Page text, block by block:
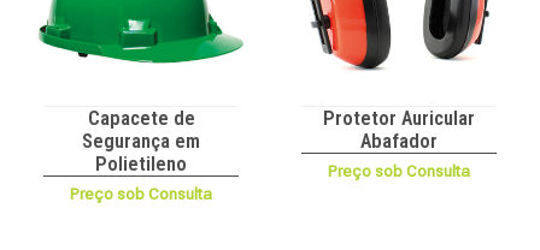
Capacete de
Segurança em
Polietileno
Preço sob Consulta
Protetor Auricular
Abafador
Preço sob Consulta